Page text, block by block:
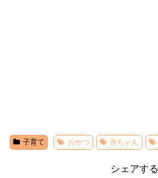
子育て おやつ 赤ちゃん
シェアする